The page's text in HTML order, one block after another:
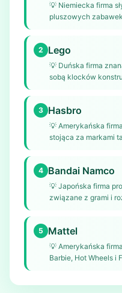
💡 Niemiecka firma
pluszowych
2 Lego
💡 Duńska firma
sobą klocków
3 Hasbro
💡 Amerykańska
stojąca za markami
4 Bandai Namco
💡 Japońska firma
związane z grami i
5 Mattel
💡 Amerykańska
Barbie, Hot Wheels i